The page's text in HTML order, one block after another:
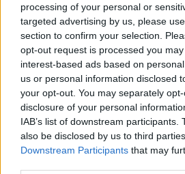
processing of your personal or
targeted advertising by us, please
section to confirm your selection.
opt-out request is processed you
interest-based ads based on
us or personal information disclosed
your opt-out. You may separately
disclosure of your personal
IAB’s list of downstream participants.
also be disclosed by us to third
Downstream Participants that may